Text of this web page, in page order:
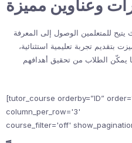
وعناوين مميزة
للمتعلمين الوصول إلى المعرفة
تجربة تعليمية استثنائية،
يمكّن الطلاب من تحقيق أهدافهم
[tutor_course orderby=”ID”
column_per_row='3'
course_filter='off'